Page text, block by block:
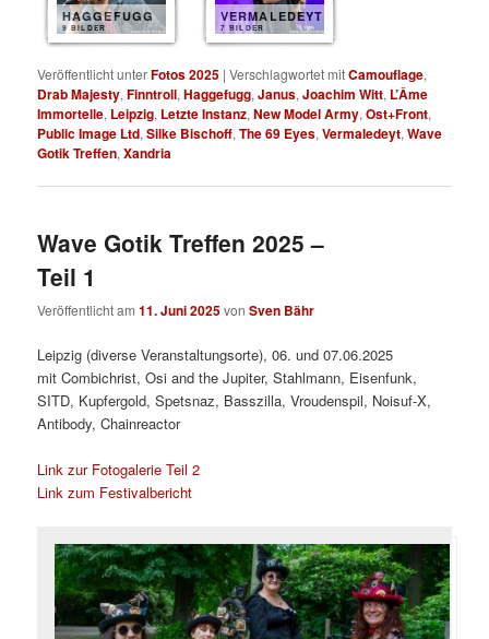
HAGGEFUGG
9 BILDER
VERMALEDEYT
7 BILDER
Veröffentlicht unterFotos 2025 |Verschlagwortet mitCamouflage,
Drab Majesty,Finntroll,Haggefugg,Janus,Joachim Witt, L’Âme
Immortelle, Leipzig, Letzte Instanz,New Model Army,Ost+Front,
Public Image Ltd,Silke Bischoff,The 69 Eyes,Vermaledeyt,Wave
Gotik Treffen,Xandria
Wave Gotik Treffen 2025 –
Teil 1
Veröffentlicht am11. Juni 2025vonSven Bähr
Leipzig (diverse Veranstaltungsorte), 06. und 07.06.2025
mit Combichrist, Osi and the Jupiter, Stahlmann, Eisenfunk,
SITD, Kupfergold, Spetsnaz, Basszilla, Vroudenspil, Noisuf-X,
Antibody, Chainreactor
Link zur Fotogalerie Teil 2
Link zum Festivalbericht